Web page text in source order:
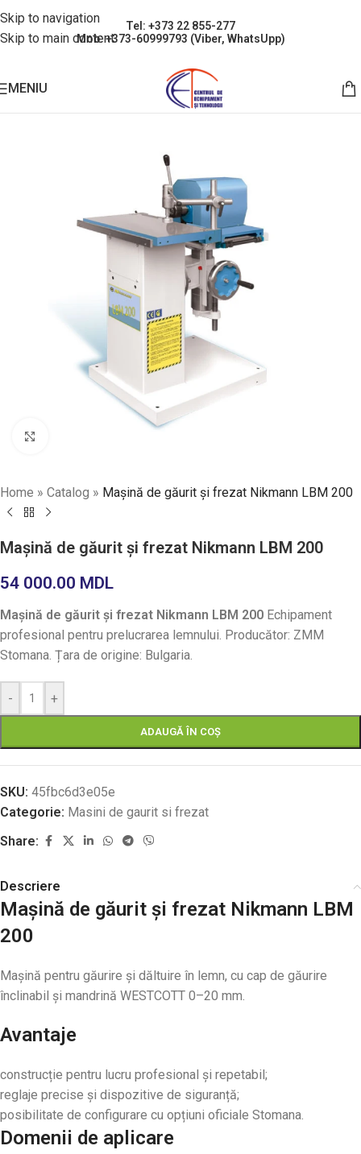
Skip to navigation
Skip to main content
Tel: +373 22 855-277
Mob: +373-60999793 (Viber, WhatsUpp)
MENIU
Home » Catalog » Mașină de găurit și frezat Nikmann LBM 200
Mașină de găurit și frezat Nikmann LBM 200
54 000.00 MDL
Mașină de găurit și frezat Nikmann LBM 200 Echipament
profesional pentru prelucrarea lemnului. Producător: ZMM
Stomana. Țara de origine: Bulgaria.
- +
ADAUGĂ ÎN COȘ
SKU: 45fbc6d3e05e
Categorie: Masini de gaurit si frezat
Share:
Descriere
Mașină de găurit și frezat Nikmann LBM
200
Mașină pentru găurire și dăltuire în lemn, cu cap de găurire
înclinabil și mandrină WESTCOTT 0–20 mm.
Avantaje
construcție pentru lucru profesional și repetabil;
reglaje precise și dispozitive de siguranță;
posibilitate de configurare cu opțiuni oficiale Stomana.
Domenii de aplicare